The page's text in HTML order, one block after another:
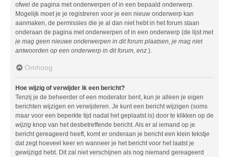
ofwel de pagina met onderwerpen of in een bepaald onderwerp.
Mogelijk moet je je registreren voor je een nieuw onderwerp kan
aanmaken, de permissies die je al dan niet hebt in het forum staan
onderaan de pagina met onderwerpen of in een onderwerp (de lijst met
je mag geen nieuwe onderwerpen in dit forum plaatsen, je mag niet
antwoorden op een onderwerp in dit forum, enz.).
Omhoog
Hoe wijzig of verwijder ik een bericht?
Tenzij je de beheerder of een moderator bent, kun je alleen je eigen
berichten wijzigen en verwijderen. Je kunt een bericht wijzigen (soms
maar voor een beperkte tijd nadat het geplaatst is) door te klikken op de
wijzig knop van het desbetreffende bericht. Als er al iemand op je
bericht gereageerd heeft, komt er onderaan je bericht een klein tekstje
dat zegt hoeveel keer en wanneer je het bericht voor het laatst je
gewijzigd hebt. Dit zal niet verschijnen als nog niemand gereageerd